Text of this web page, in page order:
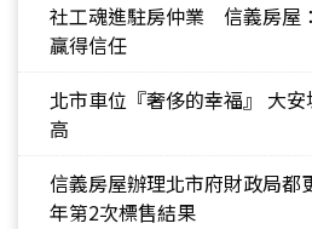
社工魂進駐房仲業 信義房屋
贏得信任
北市車位『奢侈的幸福』 大
高
信義房屋辦理北市府財政局都
年第2次標售結果